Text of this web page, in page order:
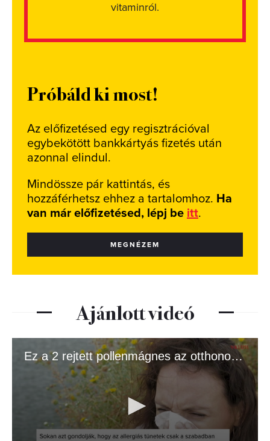
vitaminról.
Próbáld ki most!
Az előfizetésed egy regisztrációval
egybekötött bankkártyás fizetés után
azonnal elindul.
Mindössze pár kattintás, és
hozzáférhetsz ehhez a tartalomhoz. Ha
van már előfizetésed, lépj be itt.
MEGNÉZEM
Ajánlott videó
Ez a 2 rejtett pollenmágnes az otthonodban súlyosbítja az allergiát